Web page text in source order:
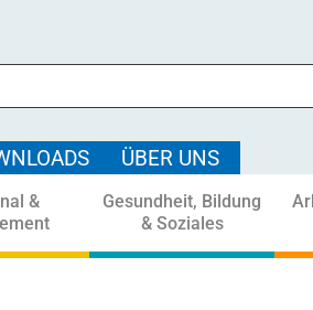
ÜBER UNS
&
Gesundheit, Bildung
& Soziales